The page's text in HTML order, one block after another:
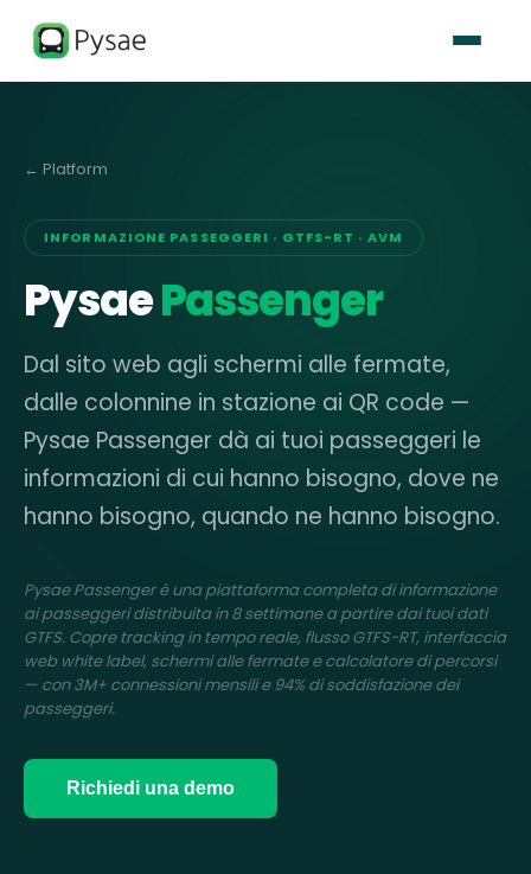
← Platform
INFORMAZIONE PASSEGGERI · GTFS-RT · AVM
PysaePassenger
Dal sito web agli schermi alle fermate,
dalle colonnine in stazione ai QR code —
Pysae Passenger dà ai tuoi passeggeri le
informazioni di cui hanno bisogno, dove ne
hanno bisogno, quando ne hanno bisogno.
Pysae Passenger è una piattaforma completa di informazione
ai passeggeri distribuita in 8 settimane a partire dai tuoi dati
GTFS. Copre tracking in tempo reale, flusso GTFS-RT, interfaccia
web white label, schermi alle fermate e calcolatore di percorsi
— con 3M+ connessioni mensili e 94% di soddisfazione dei
passeggeri.
Richiedi una demo